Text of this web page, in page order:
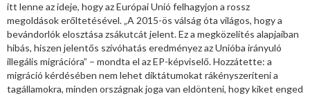
itt lenne az ideje, hogy az Európai Unió felhagyjon a rossz
megoldások erőltetésével. „A 2015-ös válság óta világos, hogy a
bevándorlók elosztása zsákutcát jelent. Ez a megközelítés alapjaiban
hibás, hiszen jelentős szívóhatás eredményez az Unióba irányuló
illegális migrációra” – mondta el az EP-képviselő. Hozzátette: a
migráció kérdésében nem lehet diktátumokat rákényszeríteni a
tagállamokra, minden országnak joga van eldönteni, hogy kiket enged